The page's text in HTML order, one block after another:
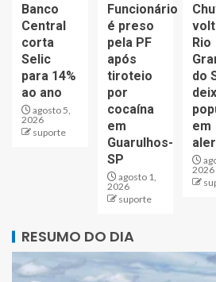
Banco
Central
corta
Selic
para 14%
ao ano
agosto 5,
2026
suporte
Funcionário
é preso
pela PF
após
tiroteio
por
cocaína
em
Guarulhos-
SP
agosto 1,
2026
suporte
Rio
do
em
2026
RESUMO DO DIA